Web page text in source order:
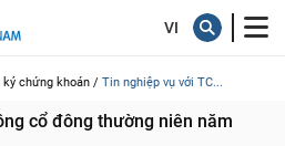
chứng khoán / Tin nghiệp vụ với TC...
cổ đông thường niên năm